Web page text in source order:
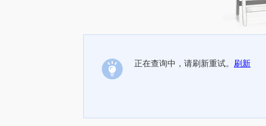
正在查询中，请刷新重试。 刷新